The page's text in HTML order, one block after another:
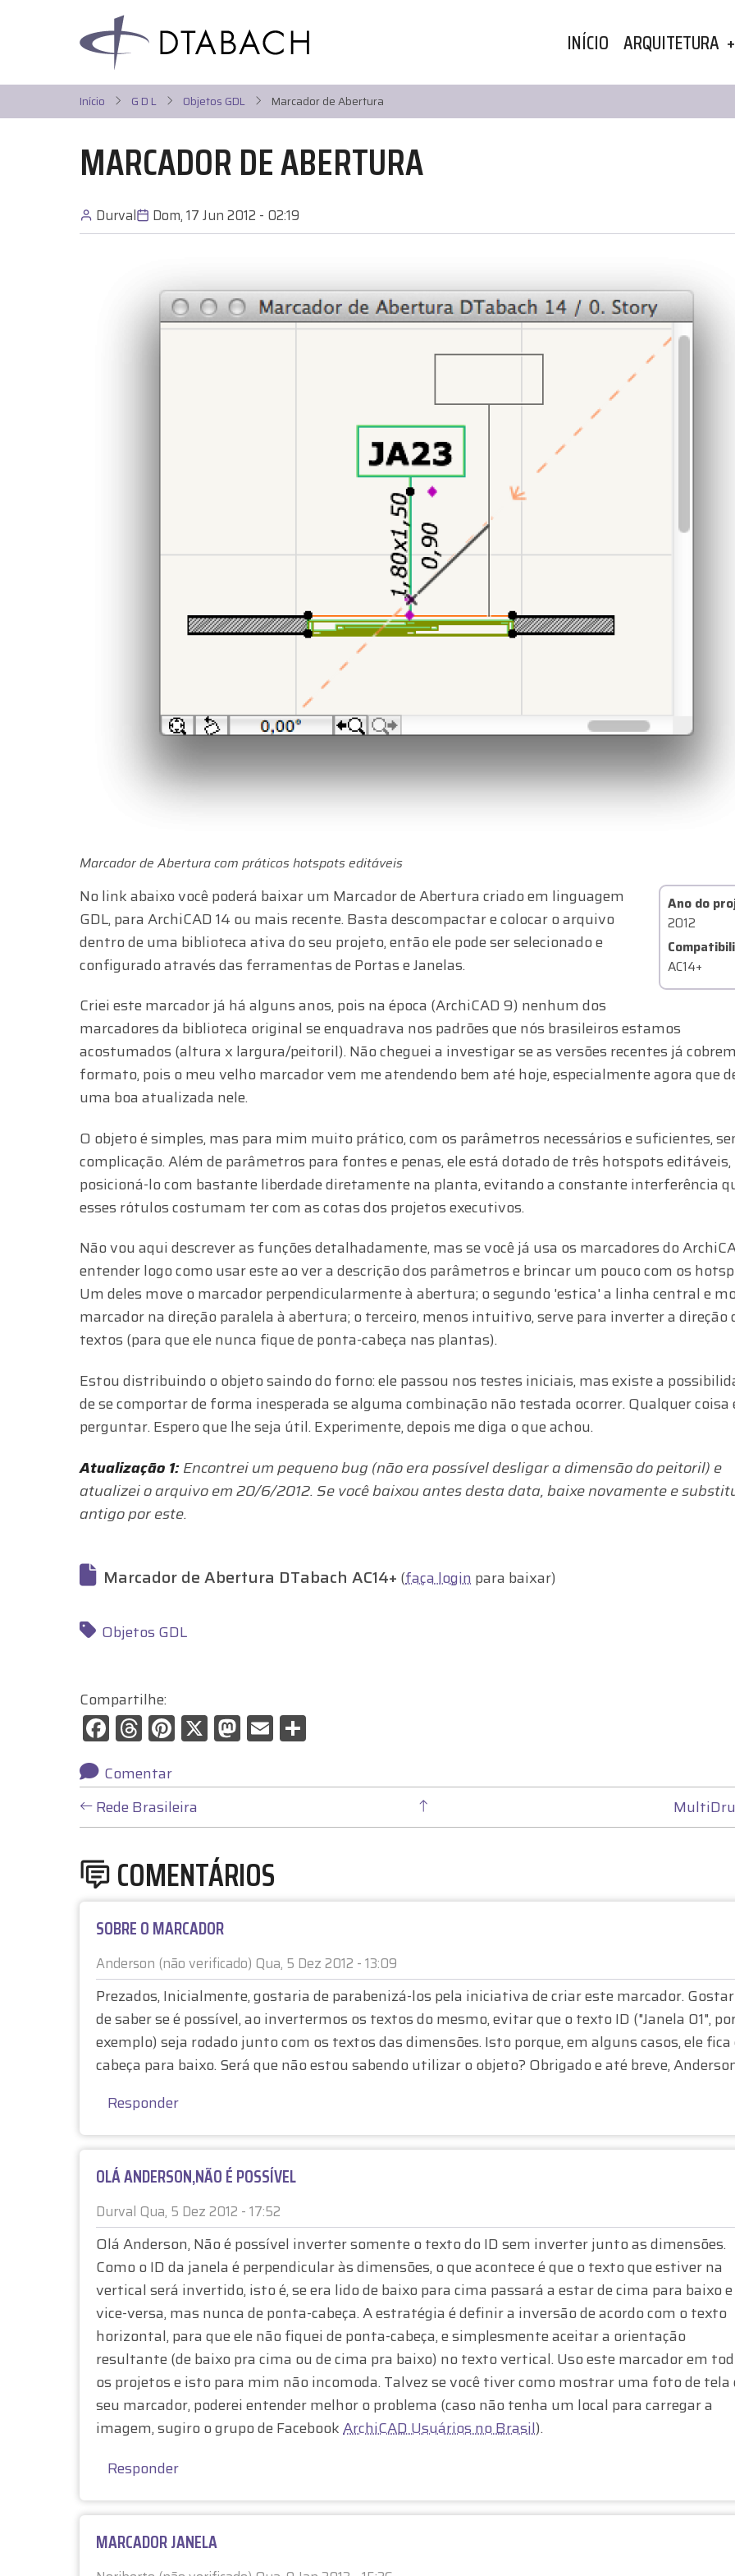
conteúdo
MAIN
NAVIGATION
INÍCIO ARQUITETURA
Início G D L Objetos GDL Marcador de Abertura
MARCADOR DE ABERTURA
Durval Dom, 17 Jun 2012 - 02:19
Marcador de Abertura com práticos hotspots editáveis
Ano do
2012
AC14+
No link abaixo você poderá baixar um Marcador de Abertura criado em linguagem
GDL, para ArchiCAD 14 ou mais recente. Basta descompactar e colocar o arquivo
dentro de uma biblioteca ativa do seu projeto, então ele pode ser selecionado e
configurado através das ferramentas de Portas e Janelas.
Criei este marcador já há alguns anos, pois na época (ArchiCAD 9) nenhum dos
marcadores da biblioteca original se enquadrava nos padrões que nós brasileiros estamos
acostumados (altura x largura/peitoril). Não cheguei a investigar se as versões recentes já
formato, pois o meu velho marcador vem me atendendo bem até hoje, especialmente agora que
uma boa atualizada nele.
O objeto é simples, mas para mim muito prático, com os parâmetros necessários e suficientes,
complicação. Além de parâmetros para fontes e penas, ele está dotado de três hotspots editáveis,
posicioná-lo com bastante liberdade diretamente na planta, evitando a constante interferência
esses rótulos costumam ter com as cotas dos projetos executivos.
Não vou aqui descrever as funções detalhadamente, mas se você já usa os marcadores do
entender logo como usar este ao ver a descrição dos parâmetros e brincar um pouco com os
Um deles move o marcador perpendicularmente à abertura; o segundo 'estica' a linha central e
marcador na direção paralela à abertura; o terceiro, menos intuitivo, serve para inverter a direção
textos (para que ele nunca fique de ponta-cabeça nas plantas).
Estou distribuindo o objeto saindo do forno: ele passou nos testes iniciais, mas existe a
de se comportar de forma inesperada se alguma combinação não testada ocorrer. Qualquer coisa
perguntar. Espero que lhe seja útil. Experimente, depois me diga o que achou.
Atualização 1:Encontrei um pequeno bug (não era possível desligar a dimensão do peitoril) e
atualizei o arquivo em 20/6/2012. Se você baixou antes desta data, baixe novamente e
antigo por este.
Marcador de Abertura DTabach AC14+ (faça login para baixar)
Objetos GDL
Compartilhe:
F
a
c
e
b
o
o
k
T
hr
e
a
d
s
Pi
nt
er
e
st
X M
a
st
d
o
n
E
m
ai ar
Comentar
L
I
N
K
S
M
V
Rede Brasileira
COMENTÁRIOS
SOBRE O MARCADOR
Anderson (não verificado) Qua, 5 Dez 2012 - 13:09
Prezados, Inicialmente, gostaria de parabenizá-los pela iniciativa de criar este marcador.
de saber se é possível, ao invertermos os textos do mesmo, evitar que o texto ID ("Janela 01",
exemplo) seja rodado junto com os textos das dimensões. Isto porque, em alguns casos, ele fica
cabeça para baixo. Será que não estou sabendo utilizar o objeto? Obrigado e até breve,
Responder
OLÁ ANDERSON,NÃO É POSSÍVEL
Durval Qua, 5 Dez 2012 - 17:52
E
m
r
e
s
p
o
s
a
à
b
r
e
Olá Anderson, Não é possível inverter somente o texto do ID sem inverter junto as dimensões.
Como o ID da janela é perpendicular às dimensões, o que acontece é que o texto que estiver na
vertical será invertido, isto é, se era lido de baixo para cima passará a estar de cima para baixo e
vice-versa, mas nunca de ponta-cabeça. A estratégia é definir a inversão de acordo com o texto
horizontal, para que ele não fiquei de ponta-cabeça, e simplesmente aceitar a orientação
resultante (de baixo pra cima ou de cima pra baixo) no texto vertical. Uso este marcador em
os projetos e isto para mim não incomoda. Talvez se você tiver como mostrar uma foto de tela
seu marcador, poderei entender melhor o problema (caso não tenha um local para carregar a
imagem, sugiro o grupo de FacebookArchiCAD Usuários no Brasil).
Responder
MARCADOR JANELA